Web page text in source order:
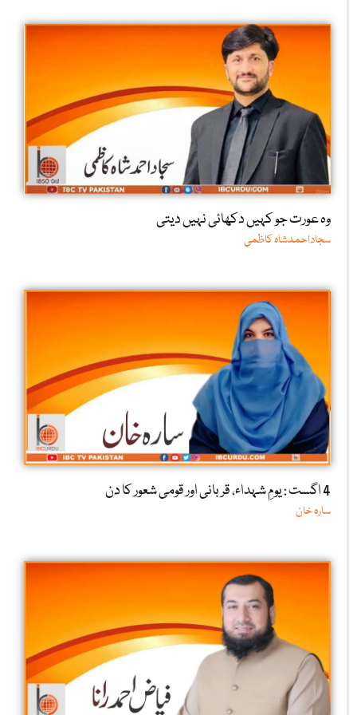
وہ عورت جو کہیں دکھائی نہیں دیتی
سجاداحمدشاہ کاظمی
4 اگست : یومِ شہداء، قربانی اور قومی شعور کا دن
سارہ خان